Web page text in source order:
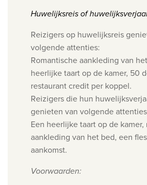
Huwelijksreis of
Reizigers op huwelijksreis
volgende attenties:
Romantische aankleding van
heerlijke taart op de kamer, 50
restaurant credit per koppel.
Reizigers die hun
genieten van volgende
Een heerlijke taart op de
aankleding van het bed, een
aankomst.
Voorwaarden: